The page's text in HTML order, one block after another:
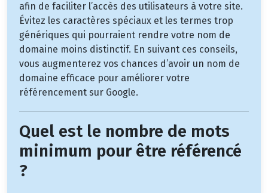
afin de faciliter l’accès des utilisateurs à votre site.
Évitez les caractères spéciaux et les termes trop
génériques qui pourraient rendre votre nom de
domaine moins distinctif. En suivant ces conseils,
vous augmenterez vos chances d’avoir un nom de
domaine efficace pour améliorer votre
référencement sur Google.
Quel est le nombre de mots
minimum pour être référencé
?